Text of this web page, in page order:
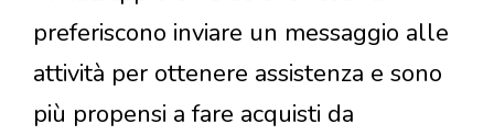
preferiscono inviare un messaggio alle
attività per ottenere assistenza e sono
più propensi a fare acquisti da